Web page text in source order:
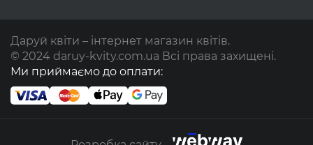
Даруй квіти – інтернет магазин квітів.
© 2024 daruy-kvity.com.ua Всі права захищені.
Ми приймаємо до оплати: